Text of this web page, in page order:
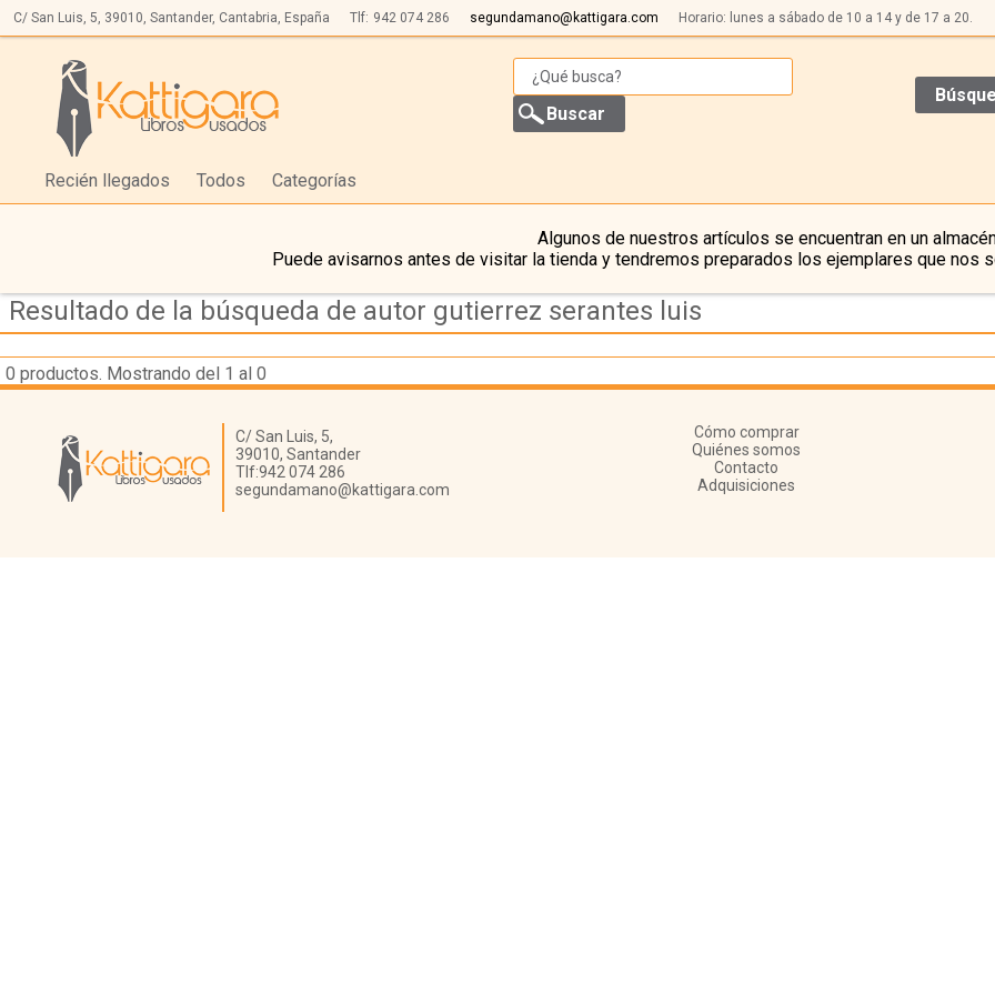
C/ San Luis, 5, 39010, Santander, Cantabria, España Tlf: 942 074 286 segundamano@kattigara.com Horario: lunes a sábado de 10 a 14 y de 17 a 20.
Recién llegados Todos Categorías
Algunos de nuestros artículos se encuentran en un
Puede avisarnos antes de visitar la tienda y tendremos preparados los ejemplares que nos
Resultado de la búsqueda de autor gutierrez serantes luis
0 productos. Mostrando del 1 al 0
Librería Kattigara
C/ San Luis, 5,
39010, Santander
Tlf:942 074 286
segundamano@kattigara.com
Cómo comprar
Quiénes somos
Contacto
Adquisiciones